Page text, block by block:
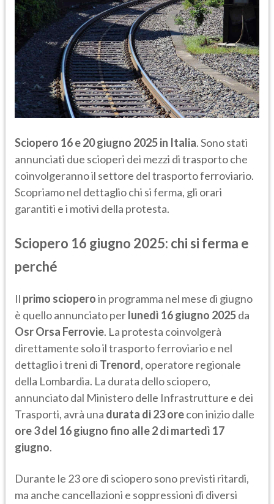
Sciopero 16 e 20 giugno 2025 in Italia. Sono stati
annunciati due scioperi dei mezzi di trasporto che
coinvolgeranno il settore del trasporto ferroviario.
Scopriamo nel dettaglio chi si ferma, gli orari
garantiti e i motivi della protesta.
Sciopero 16 giugno 2025: chi si ferma e
perché
Il primo scioperoin programma nel mese di giugno
è quello annunciato perlunedì 16 giugno 2025da
Osr Orsa Ferrovie. La protesta coinvolgerà
direttamente solo il trasporto ferroviario e nel
dettaglio i treni di Trenord, operatore regionale
della Lombardia. La durata dello sciopero,
annunciato dal Ministero delle Infrastrutture e dei
Trasporti, avrà una durata di 23 orecon inizio dalle
ore 3 del 16 giugno fino alle 2 di martedì 17
giugno.
Durante le 23 ore di sciopero sono previsti ritardi,
ma anche cancellazioni e soppressioni di diversi